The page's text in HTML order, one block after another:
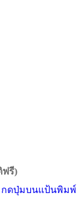
ฟรี)
กดปุ่มบนแป้นพิมพ์